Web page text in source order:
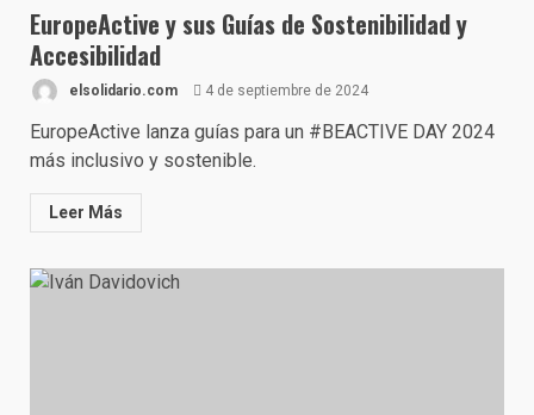
EuropeActive y sus Guías de Sostenibilidad y
Accesibilidad
elsolidario.com 4 de septiembre de 2024
EuropeActive lanza guías para un #BEACTIVE DAY 2024
más inclusivo y sostenible.
Leer Más